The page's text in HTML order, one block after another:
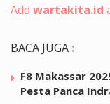
Add wartakita.id
BACA JUGA :
F8 Makassar
Pesta Panca